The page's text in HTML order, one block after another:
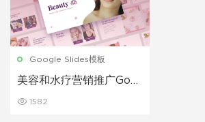
Google Slides模板
美容和水疗营销推广Goo
1582